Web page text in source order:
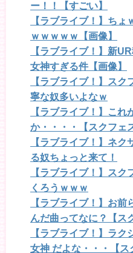
ー！！【すごい】
【ラブライブ！】ち
ｗｗｗｗｗ【画像】
【ラブライブ！】新
女神すぎる件【画像】
【ラブライブ！】ス
寧な奴多いよなｗ
【ラブライブ！】これ
か・・・・【スクフェ
【ラブライブ！】ネ
る奴ちょっと来て！
【ラブライブ！】ス
くろうｗｗｗ
【ラブライブ！】お
んだ曲ってなに？【ス
【ラブライブ！】ラ
女神 だよな・・・【ス